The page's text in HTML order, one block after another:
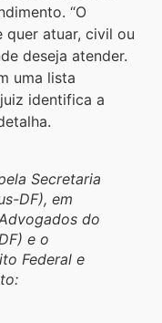
“O
quer atuar, civil ou
deseja atender.
uma lista
identifica a
Secretaria
DF), em
do
e o
Federal e